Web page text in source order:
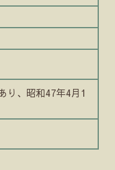
り、昭和47年4月1